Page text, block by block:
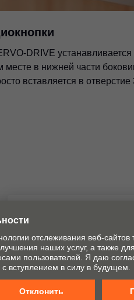
DRIVE устанавливается
месте в нижней части
вставляется в отверстие